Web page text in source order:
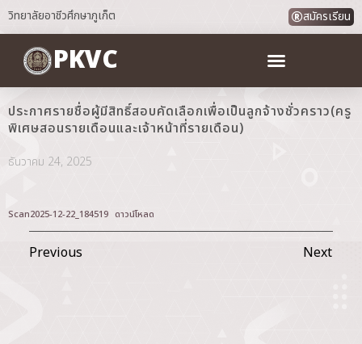
วิทยาลัยอาชีวศึกษาภูเก็ต สมัครเรียน
PKVC
ประกาศรายชื่อผู้มีสิทธิ์สอบคัดเลือกเพื่อเป็นลูกจ้างชั่วคราว(ครู
พิเศษสอนรายเดือนและเจ้าหน้าที่รายเดือน)
ธันวาคม 24, 2025
Scan2025-12-22_184519 ดาวน์โหลด
Previous Next